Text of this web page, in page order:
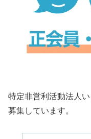
特定非営利活動法人
募集しています。